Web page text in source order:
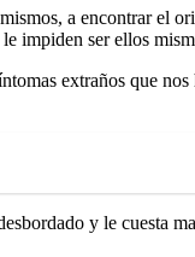
a encontrar el
impiden ser ellos
extraños que
y le cuesta